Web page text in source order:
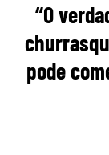
“O
pode